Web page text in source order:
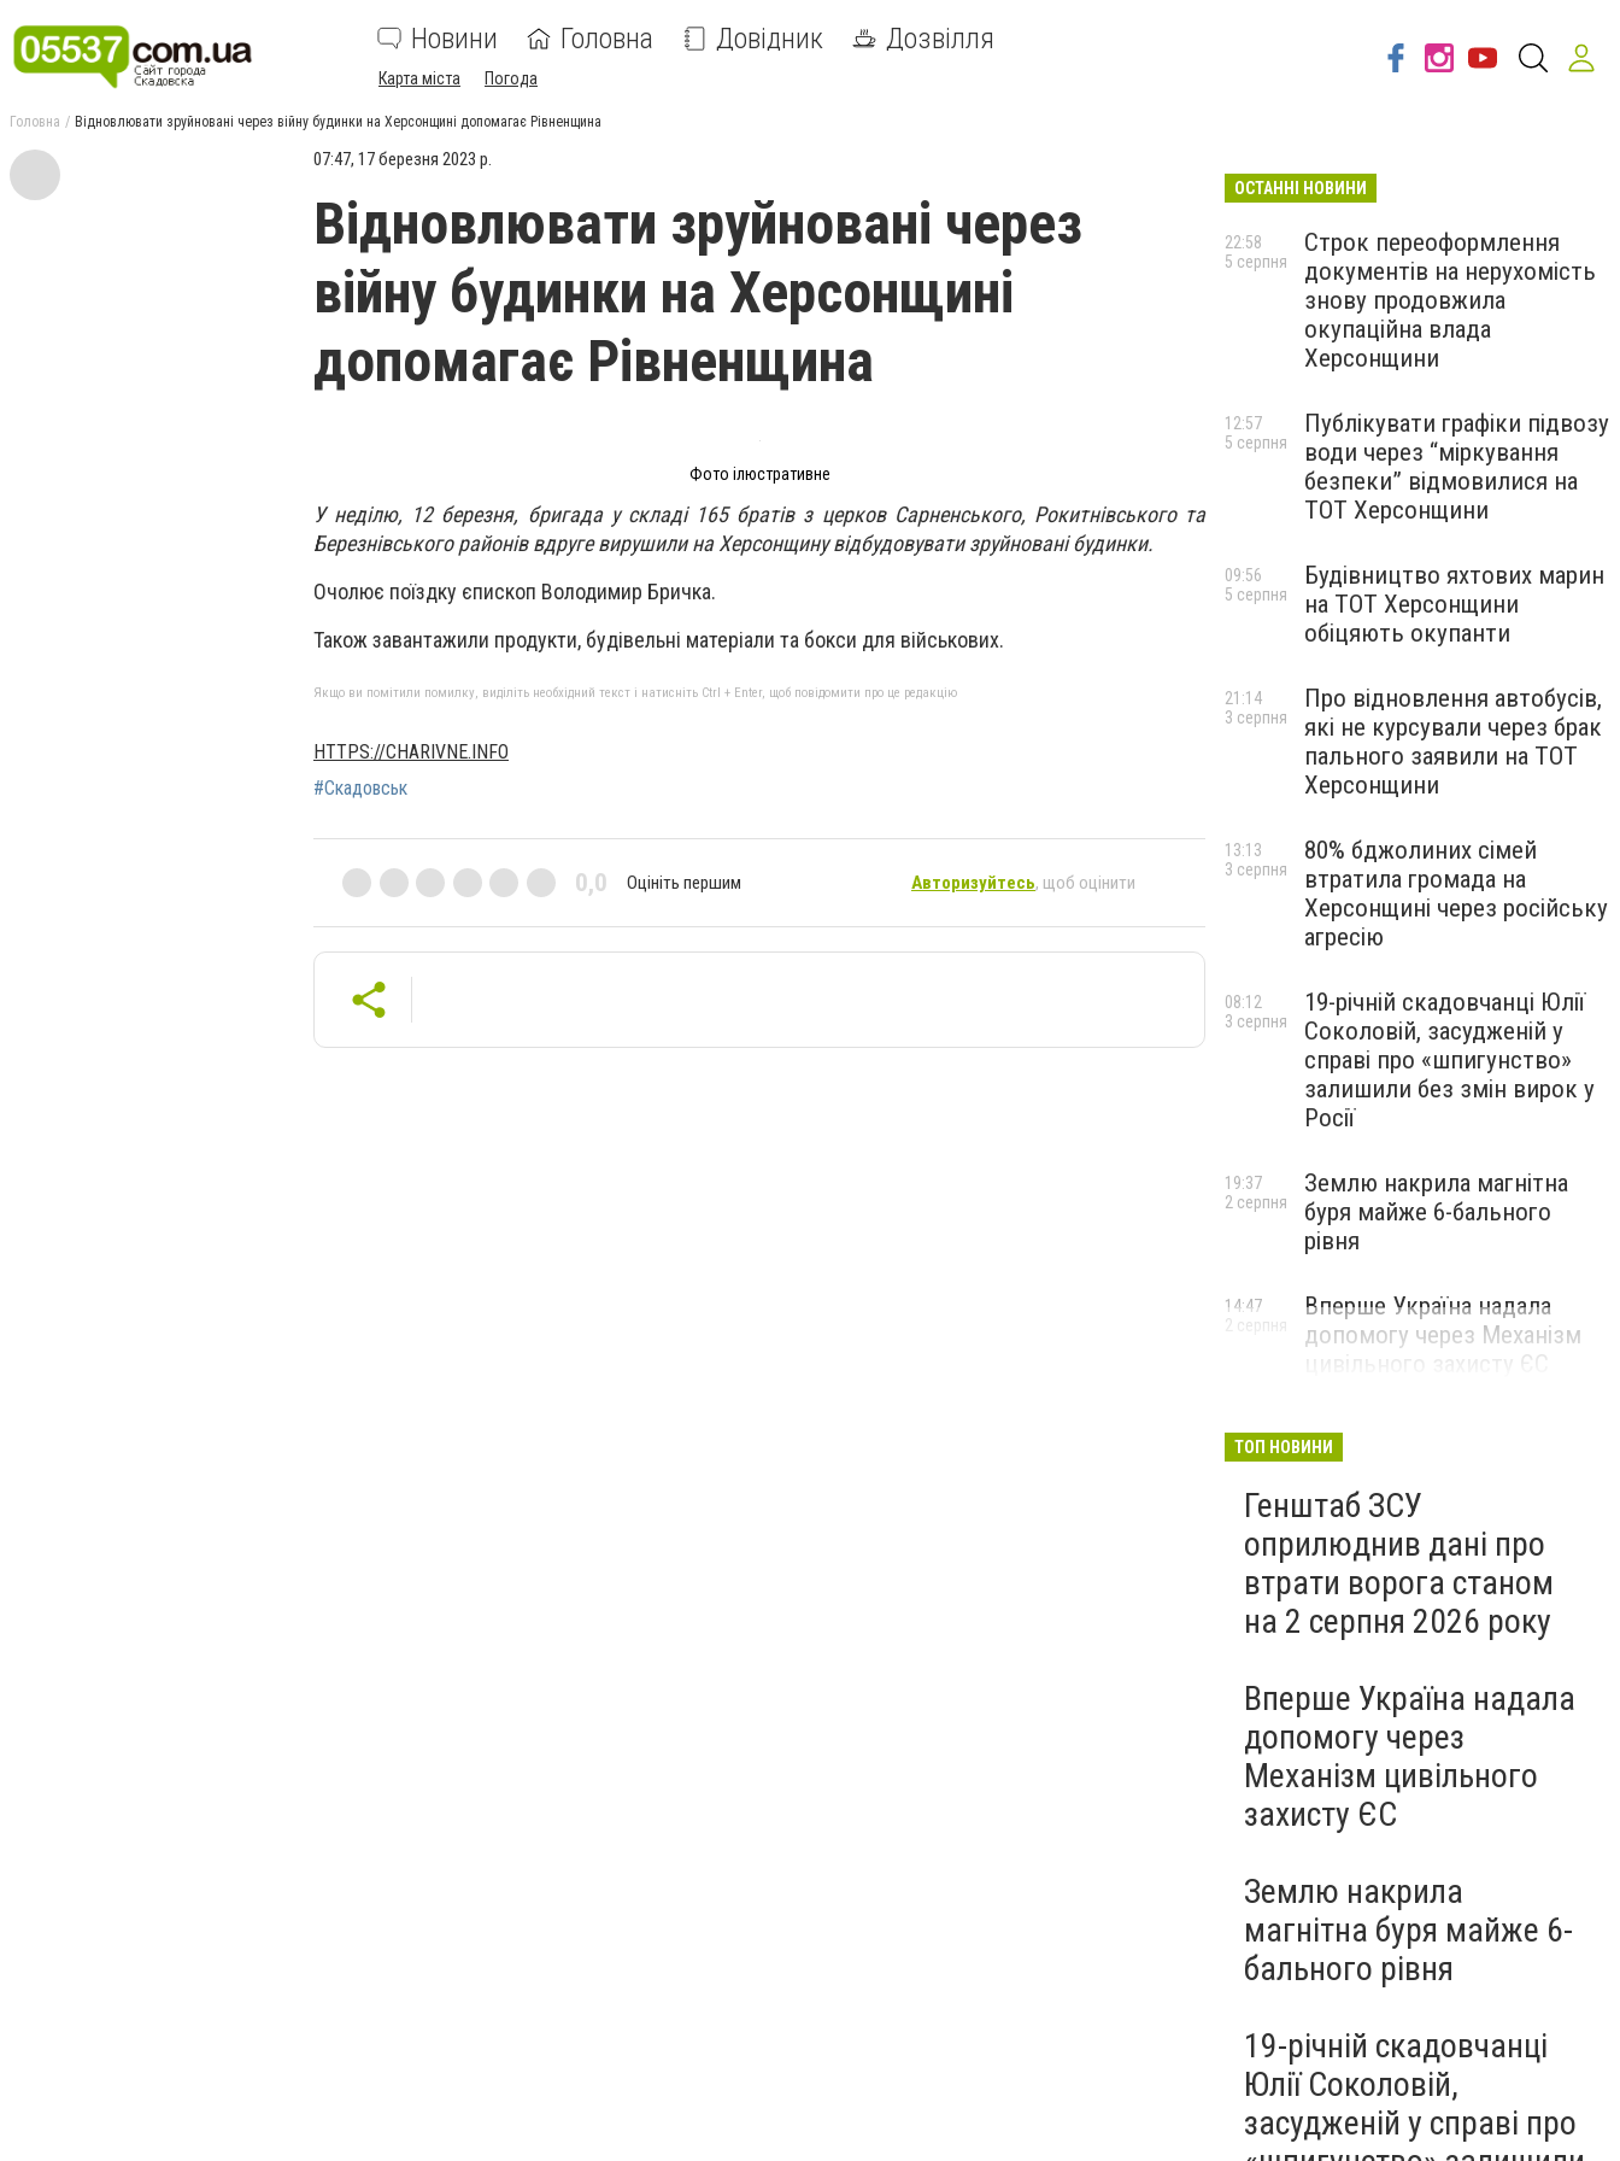
Новини Головна Довідник Дозвілля
Карта міста Погода
Головна Відновлювати зруйновані через війну будинки на Херсонщині допомагає Рівненщина
07:47, 17 березня 2023 р.
Відновлювати зруйновані через
війну будинки на Херсонщині
допомагає Рівненщина
Фото ілюстративне
У неділю, 12 березня, бригада у складі 165 братів з церков Сарненського, Рокитнівського та
Березнівського районів вдруге вирушили на Херсонщину відбудовувати зруйновані будинки.
Очолює поїздку єпископ Володимир Бричка.
Також завантажили продукти, будівельні матеріали та бокси для військових.
Якщо ви помітили помилку, виділіть необхідний текст і натисніть Ctrl + Enter, щоб повідомити про це редакцію
HTTPS://CHARIVNE.INFO
#Скадовськ
0,0 Оцініть першим Авторизуйтесь, щоб оцінити
ОСТАННІ НОВИНИ
Строк переоформлення
документів на нерухомість
знову продовжила
окупаційна влада
Херсонщини
22:58
5 серпня
Публікувати графіки підвозу
води через “міркування
безпеки” відмовилися на
ТОТ Херсонщини
12:57
5 серпня
Будівництво яхтових марин
на ТОТ Херсонщини
обіцяють окупанти
09:56
5 серпня
Про відновлення автобусів,
які не курсували через брак
пального заявили на ТОТ
Херсонщини
21:14
3 серпня
80% бджолиних сімей
втратила громада на
Херсонщині через російську
агресію
13:13
3 серпня
19-річній скадовчанці Юлії
Соколовій, засудженій у
справі про «шпигунство»
залишили без змін вирок у
Росії
08:12
3 серпня
Землю накрила магнітна
буря майже 6-бального
рівня
19:37
2 серпня
Вперше Україна надала
допомогу через Механізм
цивільного захисту ЄС
14:47
2 серпня
ТОП НОВИНИ
Генштаб ЗСУ
оприлюднив дані про
втрати ворога станом
на 2 серпня 2026 року
Вперше Україна надала
допомогу через
Механізм цивільного
захисту ЄС
Землю накрила
магнітна буря майже 6-
бального рівня
19-річній скадовчанці
Юлії Соколовій,
засудженій у справі про